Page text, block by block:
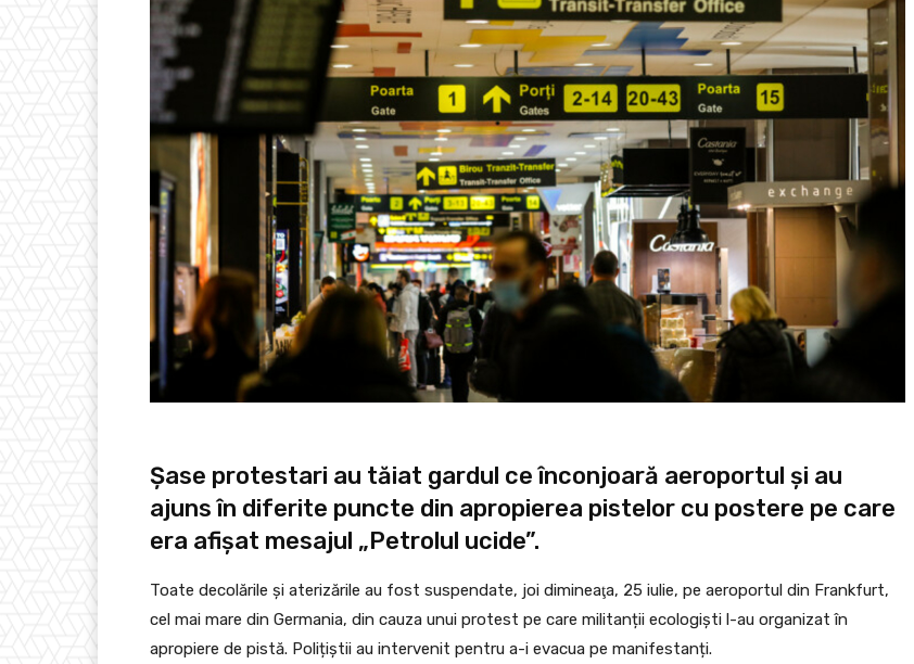
Șase protestari au tăiat gardul ce înconjoară aeroportul şi au
ajuns în diferite puncte din apropierea pistelor cu postere pe care
era afişat mesajul „Petrolul ucide”.
Toate decolările și aterizările au fost suspendate, joi dimineaţa, 25 iulie, pe aeroportul din Frankfurt,
cel mai mare din Germania, din cauza unui protest pe care militanții ecologiști l-au organizat în
apropiere de pistă. Polițiștii au intervenit pentru a-i evacua pe manifestanți.